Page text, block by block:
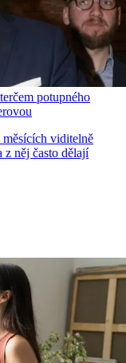
potupného
viditelně
z něj často dělají